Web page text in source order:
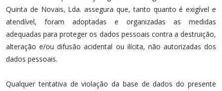
Quinta de Novais, Lda. assegura que, tanto quanto é exigível e
atendível, foram adoptadas e organizadas as medidas
adequadas para proteger os dados pessoais contra a destruição,
alteração e/ou difusão acidental ou ilícita, não autorizadas dos
dados pessoais.
Qualquer tentativa de violação da base de dados do presente